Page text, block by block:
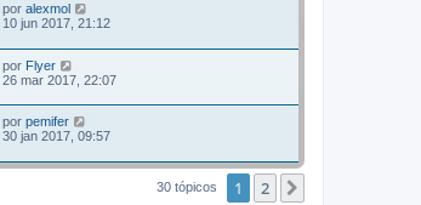
por alexmol
10 jun 2017, 21:12
por Flyer
26 mar 2017, 22:07
por pemifer
30 jan 2017, 09:57
30 tópicos 1 2